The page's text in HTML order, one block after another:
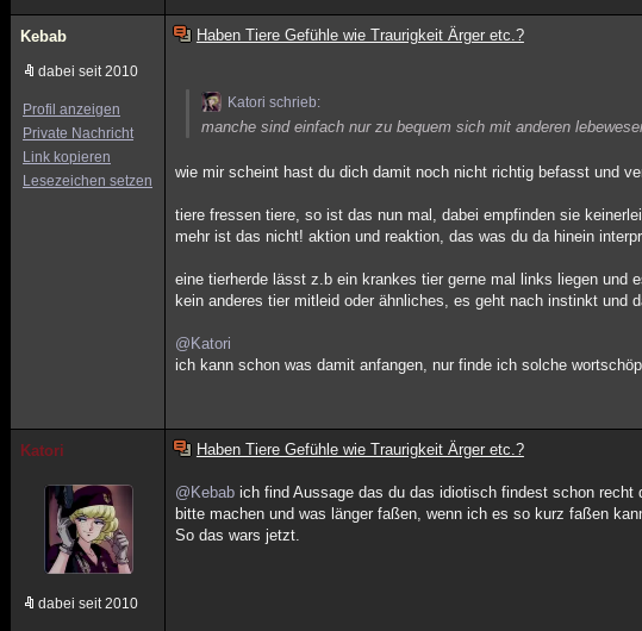
Kebab
dabei seit 2010
Profil anzeigen
Private Nachricht
Link kopieren
Lesezeichen setzen
Haben Tiere Gefühle wie Traurigkeit Ärger etc.?
Katori schrieb:
manche sind einfach nur zu bequem sich mit anderen
wie mir scheint hast du dich damit noch nicht richtig befasst und
tiere fressen tiere, so ist das nun mal, dabei empfinden sie
mehr ist das nicht! aktion und reaktion, das was du da hinein
eine tierherde lässt z.b ein krankes tier gerne mal links liegen und
kein anderes tier mitleid oder ähnliches, es geht nach instinkt und
@Katori
ich kann schon was damit anfangen, nur finde ich solche
Katori
dabei seit 2010
Haben Tiere Gefühle wie Traurigkeit Ärger etc.?
@Kebab ich find Aussage das du das idiotisch findest schon
bitte machen und was länger faßen, wenn ich es so kurz faßen
So das wars jetzt.